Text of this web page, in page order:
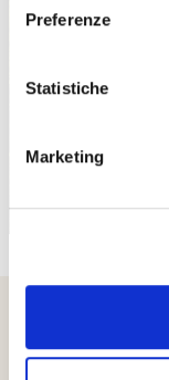
Preferenze
Statistiche
Marketing